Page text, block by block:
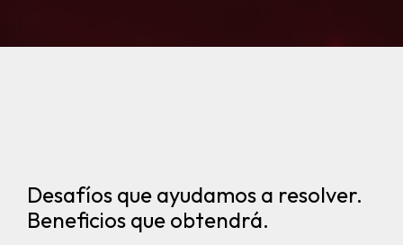
Desafíos que ayudamos a resolver.
Beneficios que obtendrá.